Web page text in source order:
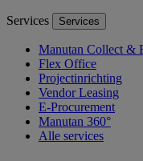
Services Services
Manutan Collect &
Flex Office
Projectinrichting
Vendor Leasing
E-Procurement
Manutan 360°
Alle services